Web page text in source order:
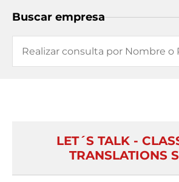
Buscar empresa
LET´S TALK -
TRANSLATIONS